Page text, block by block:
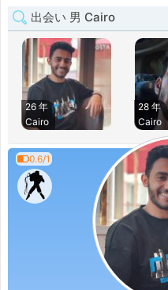
出会い 男 Cairo
26 年
Cairo
28 年
Cairo
0.6/1